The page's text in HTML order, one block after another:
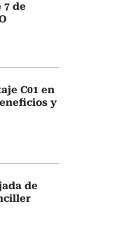
7 de
C01 en
y
de